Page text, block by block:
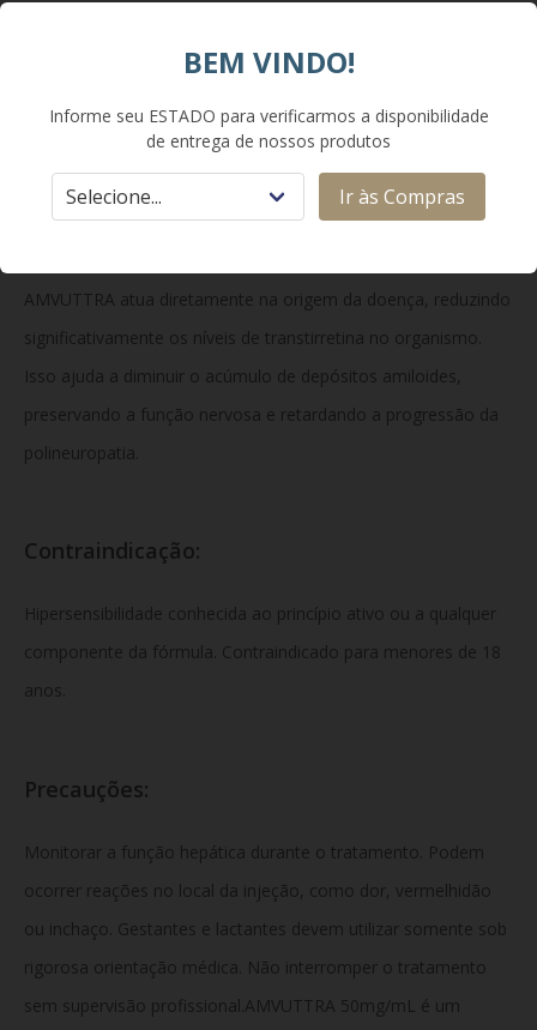
uma vez a cada 3 meses. O medicamento deve ser aplicado
entre 2°C e 8°C e protegido da luz.
AMVUTTRA atua diretamente na origem da doença, reduzindo
significativamente os níveis de transtirretina no organismo.
Isso ajuda a diminuir o acúmulo de depósitos amiloides,
preservando a função nervosa e retardando a progressão da
polineuropatia.
Contraindicação:
Hipersensibilidade conhecida ao princípio ativo ou a qualquer
componente da fórmula. Contraindicado para menores de 18
anos.
Precauções:
Monitorar a função hepática durante o tratamento. Podem
ocorrer reações no local da injeção, como dor, vermelhidão
ou inchaço. Gestantes e lactantes devem utilizar somente sob
rigorosa orientação médica. Não interromper o tratamento
sem supervisão profissional.AMVUTTRA 50mg/mL é um
BEM VINDO!
Informe seu ESTADO para verificarmos a disponibilidade
de entrega de nossos produtos
Ir às Compras